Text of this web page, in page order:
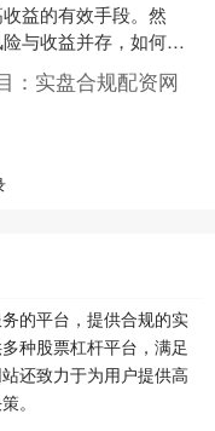
益的有效手段。然
与收益并存，如何规
增值，成为投资者们
首先，投....
： 实盘合规配资网
的平台，提供合规的实
种股票杠杆平台，满足
还致力于为用户提供高
。